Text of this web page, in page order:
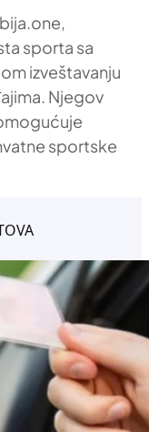
sporta sa
izveštavanju
Njegov
sportske